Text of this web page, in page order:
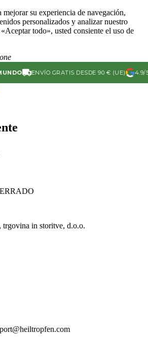
su experiencia de navegación,
personalizados y analizar nuestro
todo», usted consiente el uso de
ENVÍO GRATIS DESDE 90 € (UE) 4.9/5
in storitve, d.o.o.